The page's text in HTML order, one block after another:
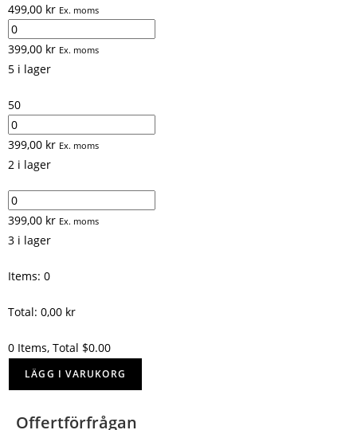
499,00 kr Ex. moms
399,00 kr Ex. moms
5 i lager
50
399,00 kr Ex. moms
2 i lager
399,00 kr Ex. moms
3 i lager
Items: 0
Total: 0,00 kr
0 Items, Total $0.00
LÄGG I VARUKORG
Offertförfrågan